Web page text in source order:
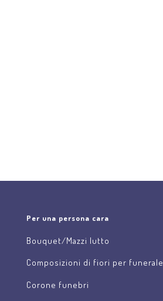
Per una persona cara
Bouquet/Mazzi lutto
Composizioni di fiori per funerale
Corone funebri